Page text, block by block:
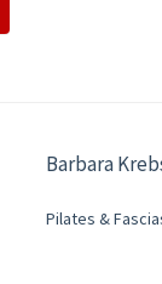
Barbara
Pilates &